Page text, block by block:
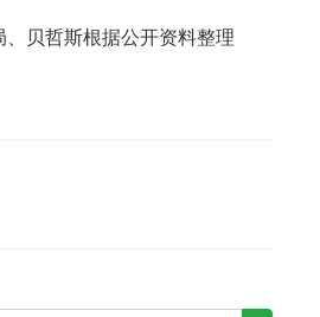
贝哲斯根据公开资料整理